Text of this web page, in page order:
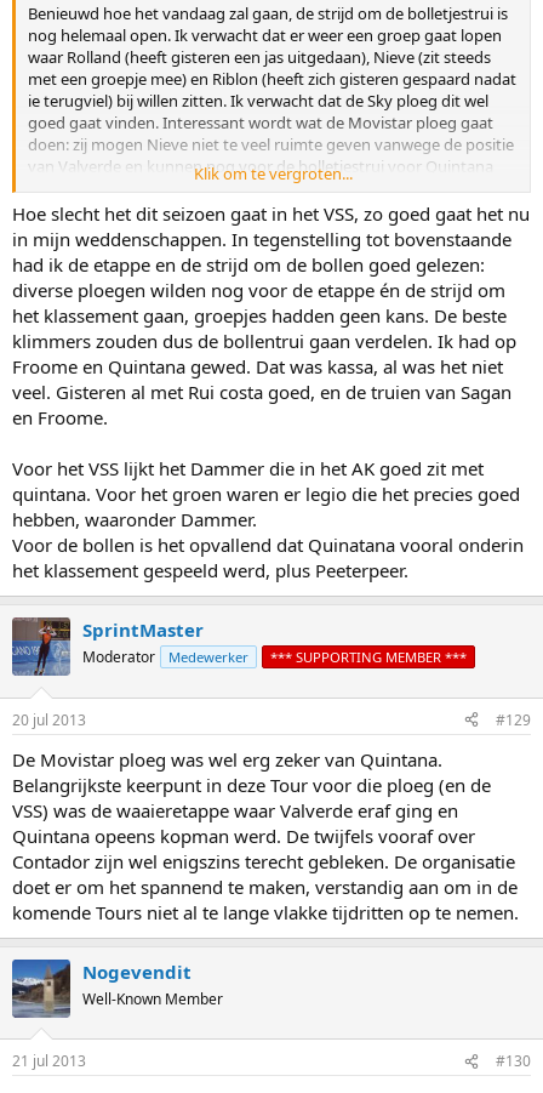
Benieuwd hoe het vandaag zal gaan, de strijd om de bolletjestrui is
nog helemaal open. Ik verwacht dat er weer een groep gaat lopen
waar Rolland (heeft gisteren een jas uitgedaan), Nieve (zit steeds
met een groepje mee) en Riblon (heeft zich gisteren gespaard nadat
ie terugviel) bij willen zitten. Ik verwacht dat de Sky ploeg dit wel
goed gaat vinden. Interessant wordt wat de Movistar ploeg gaat
doen: zij mogen Nieve niet te veel ruimte geven vanwege de positie
van Valverde en kunnen nog voor de bolletjestrui voor Quintana
gaan maar dan moet alles bij elkaar blijven. En Quintana kan nog
een aanval doen op de positie van Contador. Waarschijnlijk zullen ze
dat laatste belangrijker vinden. Ook Rodriguez zal alles opsparen
voor een laatste aanval op het podium. Daarom denk ik dat de kans
vrij groot is dat een groepje weg kan blijven tot het einde. En dan
voorspel ik Riblon voor de bolletjestrui.
Klik om te vergroten...
Hoe slecht het dit seizoen gaat in het VSS, zo goed gaat het nu
in mijn weddenschappen. In tegenstelling tot bovenstaande
had ik de etappe en de strijd om de bollen goed gelezen:
diverse ploegen wilden nog voor de etappe én de strijd om
het klassement gaan, groepjes hadden geen kans. De beste
klimmers zouden dus de bollentrui gaan verdelen. Ik had op
Froome en Quintana gewed. Dat was kassa, al was het niet
veel. Gisteren al met Rui costa goed, en de truien van Sagan
en Froome.
Voor het VSS lijkt het Dammer die in het AK goed zit met
quintana. Voor het groen waren er legio die het precies goed
hebben, waaronder Dammer.
Voor de bollen is het opvallend dat Quinatana vooral onderin
het klassement gespeeld werd, plus Peeterpeer.
SprintMaster
Moderator Medewerker *** SUPPORTING MEMBER ***
20 jul 2013 #129
De Movistar ploeg was wel erg zeker van Quintana.
Belangrijkste keerpunt in deze Tour voor die ploeg (en de
VSS) was de waaieretappe waar Valverde eraf ging en
Quintana opeens kopman werd. De twijfels vooraf over
Contador zijn wel enigszins terecht gebleken. De organisatie
doet er om het spannend te maken, verstandig aan om in de
komende Tours niet al te lange vlakke tijdritten op te nemen.
Nogevendit
Well-Known Member
21 jul 2013 #130